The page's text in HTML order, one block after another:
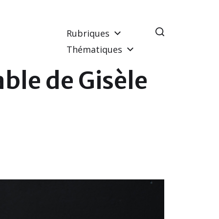
Rubriques
Thématiques
de Gisèle